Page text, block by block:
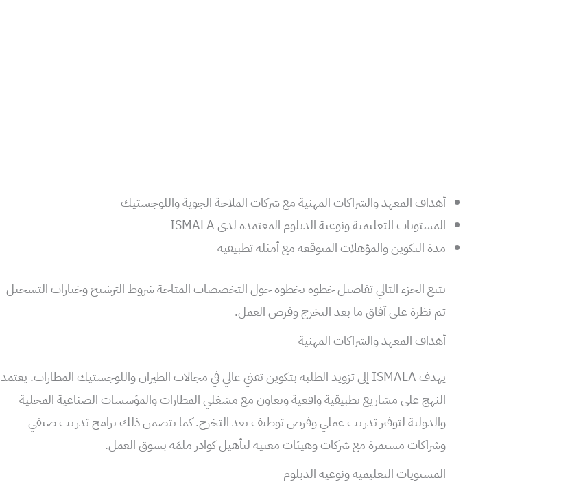
أهداف المعهد والشراكات المهنية مع شركات الملاحة الجوية واللوجستيك
المستويات التعليمية ونوعية الدبلوم المعتمدة لدى ISMALA
مدة التكوين والمؤهلات المتوقعة مع أمثلة تطبيقية
يتبع الجزء التالي تفاصيل خطوة بخطوة حول التخصصات المتاحة شروط الترشيح وخيارات التسجيل
ثم نظرة على آفاق ما بعد التخرج وفرص العمل.
أهداف المعهد والشراكات المهنية
يهدف ISMALA إلى تزويد الطلبة بتكوين تقني عالي في مجالات الطيران واللوجستيك المطارات. يعتمد
النهج على مشاريع تطبيقية واقعية وتعاون مع مشغلي المطارات والمؤسسات الصناعية المحلية
والدولية لتوفير تدريب عملي وفرص توظيف بعد التخرج. كما يتضمن ذلك برامج تدريب صيفي
وشراكات مستمرة مع شركات وهيئات معنية لتأهيل كوادر ملمّة بسوق العمل.
المستويات التعليمية ونوعية الدبلوم